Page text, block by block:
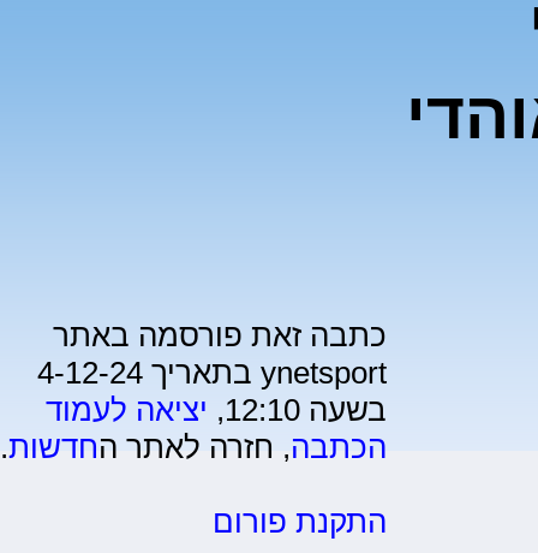
כתבה זאת פורסמה באתר
ynetsport בתאריך 4-12-24
בשעה 12:10,
יציאה לעמוד
הכתבה, חזרה לאתר החדשות.
התקנת פורום